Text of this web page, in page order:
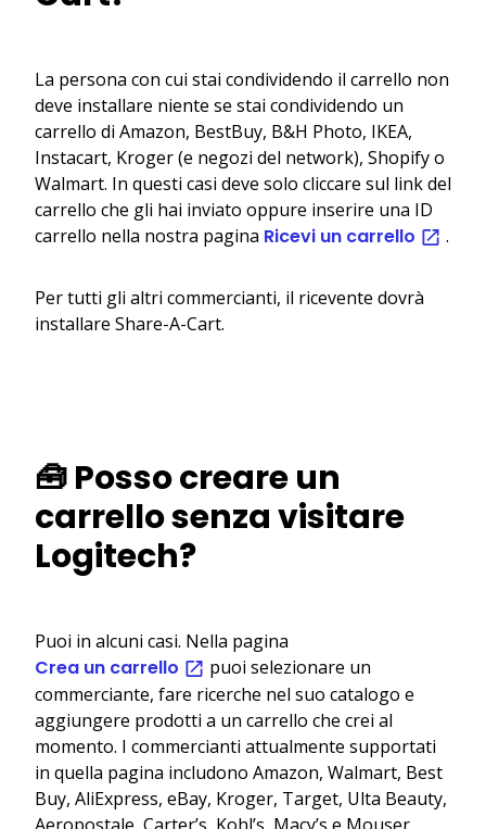
La persona con cui stai condividendo il carrello non
deve installare niente se stai condividendo un
carrello di Amazon, BestBuy, B&H Photo, IKEA,
Instacart, Kroger (e negozi del network), Shopify o
Walmart. In questi casi deve solo cliccare sul link del
carrello che gli hai inviato oppure inserire una ID
carrello nella nostra pagina Ricevi un carrello .
Per tutti gli altri commercianti, il ricevente dovrà
installare Share-A-Cart.
🧰 Posso creare un
carrello senza visitare
Logitech?
Puoi in alcuni casi. Nella pagina
Crea un carrello
puoi selezionare un
commerciante, fare ricerche nel suo catalogo e
aggiungere prodotti a un carrello che crei al
momento. I commercianti attualmente supportati
in quella pagina includono Amazon, Walmart, Best
Buy, AliExpress, eBay, Kroger, Target, Ulta Beauty,